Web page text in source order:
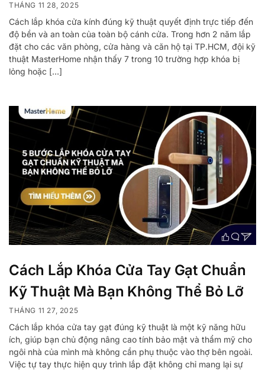
THÁNG 11 28, 2025
Cách lắp khóa cửa kính đúng kỹ thuật quyết định trực tiếp đến
độ bền và an toàn của toàn bộ cánh cửa. Trong hơn 2 năm lắp
đặt cho các văn phòng, cửa hàng và căn hộ tại TP.HCM, đội kỹ
thuật MasterHome nhận thấy 7 trong 10 trường hợp khóa bị
lỏng hoặc […]
Cách Lắp Khóa Cửa Tay Gạt Chuẩn
Kỹ Thuật Mà Bạn Không Thể Bỏ Lỡ
THÁNG 11 27, 2025
Cách lắp khóa cửa tay gạt đúng kỹ thuật là một kỹ năng hữu
ích, giúp bạn chủ động nâng cao tính bảo mật và thẩm mỹ cho
ngôi nhà của mình mà không cần phụ thuộc vào thợ bên ngoài.
Việc tự tay thực hiện quy trình lắp đặt không chỉ mang lại sự